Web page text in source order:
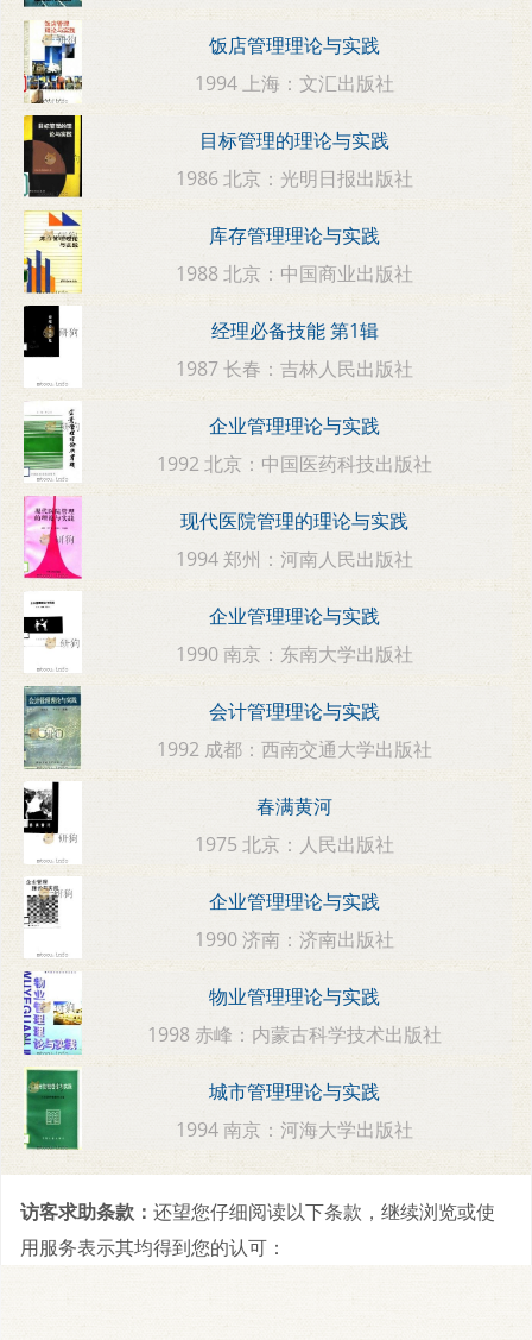
饭店管理理论与实践
1994 上海：文汇出版社
目标管理的理论与实践
1986 北京：光明日报出版社
库存管理理论与实践
1988 北京：中国商业出版社
经理必备技能 第1辑
1987 长春：吉林人民出版社
企业管理理论与实践
1992 北京：中国医药科技出版社
现代医院管理的理论与实践
1994 郑州：河南人民出版社
企业管理理论与实践
1990 南京：东南大学出版社
会计管理理论与实践
1992 成都：西南交通大学出版社
春满黄河
1975 北京：人民出版社
企业管理理论与实践
1990 济南：济南出版社
物业管理理论与实践
1998 赤峰：内蒙古科学技术出版社
城市管理理论与实践
1994 南京：河海大学出版社
访客求助条款： 还望您仔细阅读以下条款，继续浏览或使
用服务表示其均得到您的认可：